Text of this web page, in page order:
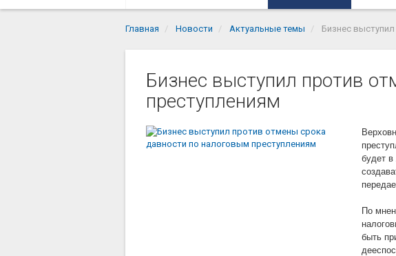
Главная Новости Актуальные темы Бизнес
Бизнес выступил против
преступлениям
будет
По
быть